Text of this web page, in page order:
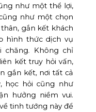
như một thể lợi,
như một chọn
gắn kết khách
hình thức dịch vụ
chăng. Không chỉ
kết truy hỏi vấn,
gắn kết, nơi tất cả
học hỏi cũng như
hưởng niềm vui.
tinh tướng này để